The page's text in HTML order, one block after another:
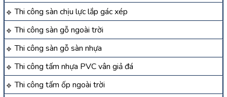
Thi công sàn chịu lực lắp gác xép
Thi công sàn gỗ ngoài trời
Thi công sàn gỗ sàn nhựa
Thi công tấm nhựa PVC vân giả đá
Thi công tấm ốp ngoài trời